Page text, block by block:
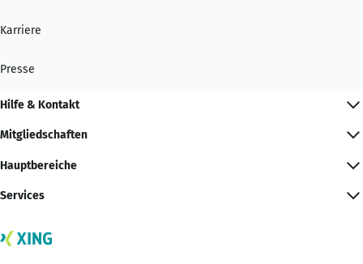
Karriere
Presse
Hilfe & Kontakt
Mitgliedschaften
Hauptbereiche
Services